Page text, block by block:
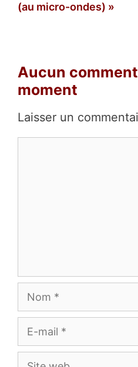
(au micro-ondes)
Aucun
moment
Laisser un
Nom
E-
mail
Site